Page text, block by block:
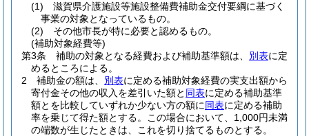
(1)
滋賀県介護施設等施設整備費補助金交付要綱に基づく
事業の対象となっているもの。
(2)
その他市長が特に必要と認めるもの。
(補助対象経費等)
第3条
補助の対象となる経費および補助基準額は、 別表に定
めるところによる。
2
補助金の額は、 別表に定める補助対象経費の実支出額から
寄付金その他の収入を差引いた額と 同表に定める補助基準
額とを比較していずれか少ない方の額に同表に定める補助
率を乗じて得た額とする。
この場合において、1,000円未満
の端数が生じたときは、これを切り捨てるものとする。